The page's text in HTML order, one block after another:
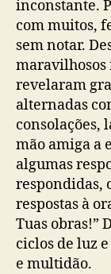
inconstante.
com muitos,
sem notar.
maravilhosos
revelaram
alternadas
consolações,
mão amiga a
algumas
respondidas,
respostas à
Tuas obras!”
ciclos de luz
e multidão.